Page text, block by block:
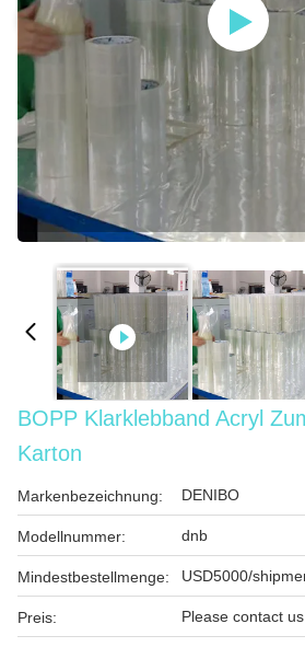
BOPP Klarklebband Acryl
Karton
Markenbezeichnung: DENIBO
Modellnummer: dnb
Mindestbestellmenge: USD5000/
Preis: Please contact